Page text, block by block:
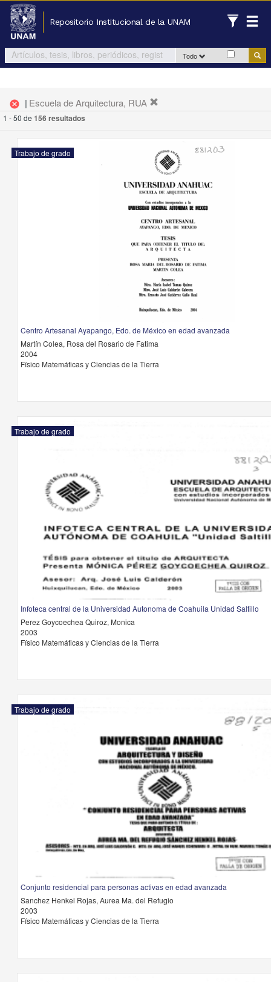
Repositorio Institucional de la UNAM
Todo
cancel | Escuela de Arquitectura, RUA
1 - 50 de 156 resultados
Trabajo de grado
Centro Artesanal Ayapango, Edo. de México en edad avanzada
Martín Colea, Rosa del Rosario de Fatima
2004
Físico Matemáticas y Ciencias de la Tierra
Trabajo de grado
Infoteca central de la Universidad Autonoma de Coahuila Unidad Saltillo
Perez Goycoechea Quiroz, Monica
2003
Físico Matemáticas y Ciencias de la Tierra
Trabajo de grado
Conjunto residencial para personas activas en edad avanzada
Sanchez Henkel Rojas, Aurea Ma. del Refugio
2003
Físico Matemáticas y Ciencias de la Tierra